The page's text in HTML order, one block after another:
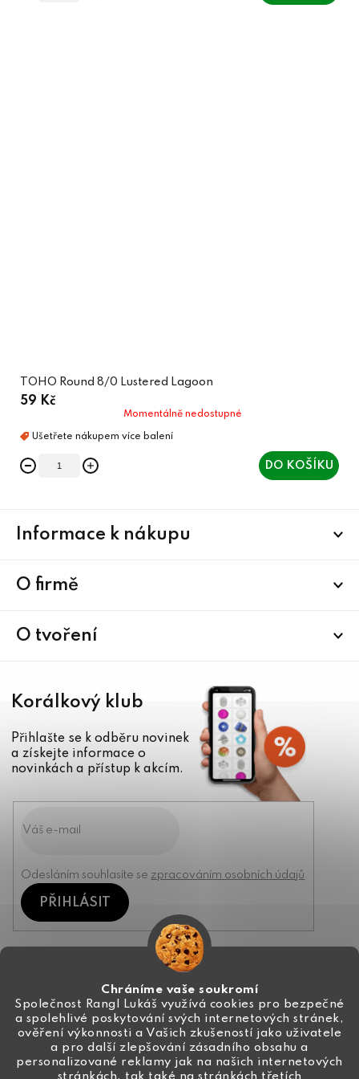
Chráníme vaše soukromí
Společnost Rangl Lukáš využívá cookies pro bezpečné
a spolehlivé poskytování svých internetových stránek,
ověření výkonnosti a Vašich zkušeností jako uživatele
a pro další zlepšování zásadního obsahu a
personalizované reklamy jak na našich internetových
TOHO Round 8/0 Lustered Lagoon
59 Kč
Momentálně nedostupné
DO KOŠÍKU
Informace k nákupu
O firmě
O tvoření
Korálkový klub
Přihlašte se k odběru novinek
a získejte informace o
novinkách a přístup k akcím.
Odesláním souhlasíte se zpracováním osobních údajů
PŘIHLÁSIT
info@ceske-koralky.cz
+420 774 444 191